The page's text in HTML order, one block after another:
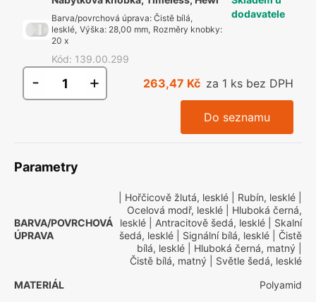
Barva/povrchová úprava:Čistě bílá,
lesklé, Výška: 28,00 mm, Rozměry knobky:
20 x
Kód: 139.00.299
dodavatele
- + 263,47 Kč za 1 ks bez DPH
Do seznamu
Parametry
BARVA/POVRCHOVÁ
ÚPRAVA
| Hořčicově žlutá, lesklé | Rubín, lesklé
Ocelová modř, lesklé | Hluboká černá,
lesklé | Antracitově šedá, lesklé | Skalní
šedá, lesklé | Signální bílá, lesklé | Čistě
bílá, lesklé | Hluboká černá, matný
Čistě bílá, matný | Světle šedá, lesklé
MATERIÁL
Polyamid